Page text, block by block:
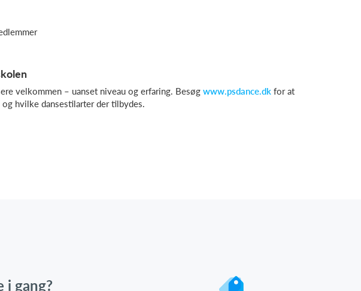
velkommen – uanset niveau og erfaring. Besøg www.psdance.dk for at
hvilke dansestilarter der tilbydes.
i gang?